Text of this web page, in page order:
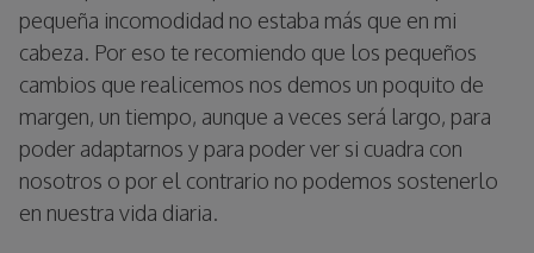
pequeña incomodidad no estaba más que en mi
cabeza. Por eso te recomiendo que los pequeños
cambios que realicemos nos demos un poquito de
margen, un tiempo, aunque a veces será largo, para
poder adaptarnos y para poder ver si cuadra con
nosotros o por el contrario no podemos sostenerlo
en nuestra vida diaria.